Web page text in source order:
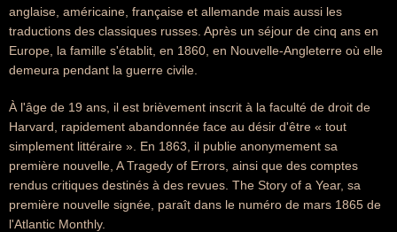
anglaise, américaine, française et allemande mais aussi les
traductions des classiques russes. Après un séjour de cinq ans en
Europe, la famille s'établit, en 1860, en Nouvelle-Angleterre où elle
demeura pendant la guerre civile.
À l'âge de 19 ans, il est brièvement inscrit à la faculté de droit de
Harvard, rapidement abandonnée face au désir d'être « tout
simplement littéraire ». En 1863, il publie anonymement sa
première nouvelle, A Tragedy of Errors, ainsi que des comptes
rendus critiques destinés à des revues. The Story of a Year, sa
première nouvelle signée, paraît dans le numéro de mars 1865 de
l'Atlantic Monthly.